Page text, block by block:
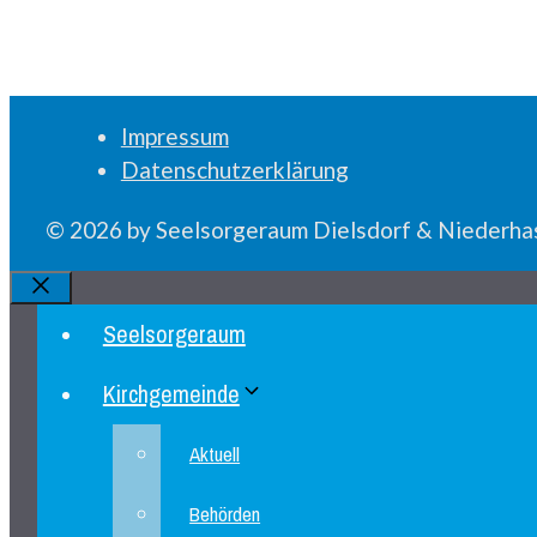
Impressum
Datenschutzerklärung
© 2026 by Seelsorgeraum Dielsdorf &
Schliessen
Seelsorgeraum
Kirchgemeinde
Aktuell
Behörden